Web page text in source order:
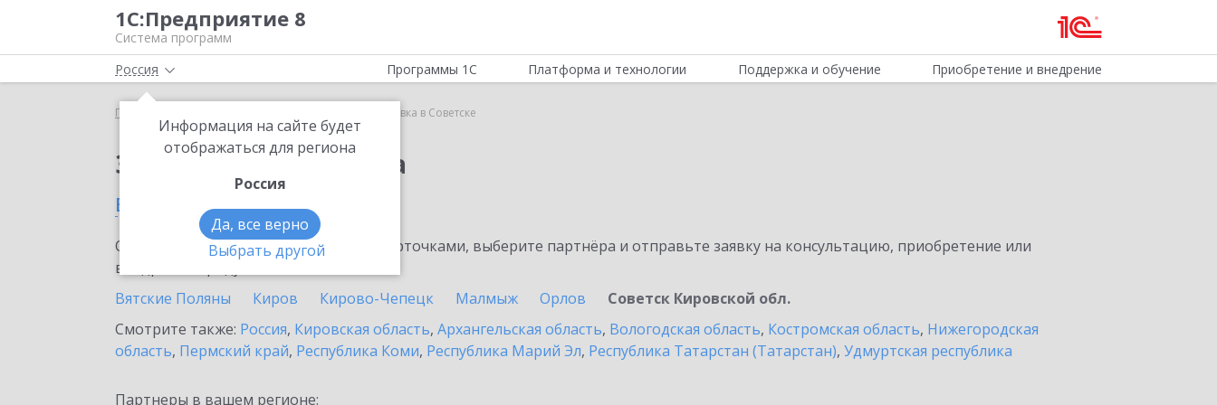
1С:Предприятие 8
Система программ
Россия
Информация на сайте будет
отображаться для региона
Россия
Да, все верно
Выбрать другой
Программы 1С Платформа и технологии Поддержка и обучение Приобретение и внедрение
Главная 1С:Доставка в Советске
Заказать 1С:Доставка
в Советске
Ознакомьтесь с информационными карточками, выберите партнёра и отправьте заявку на консультацию, приобретение или
внедрение продукта.
Вятские Поляны
Киров Кирово-Чепецк Малмыж Орлов
Советск Кировской обл.
Смотрите также: Россия, Кировская область, Архангельская область, Вологодская область, Костромская область, Нижегородская
область, Пермский край, Республика Коми, Республика Марий Эл, Республика Татарстан (Татарстан), Удмуртская республика
Партнеры в вашем регионе: